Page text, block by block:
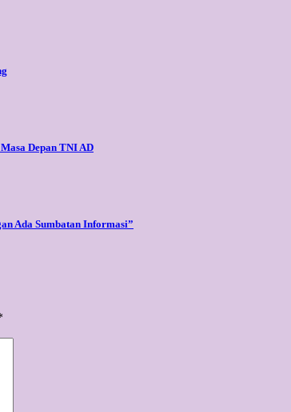
Depan TNI AD
Ada Sumbatan Informasi”